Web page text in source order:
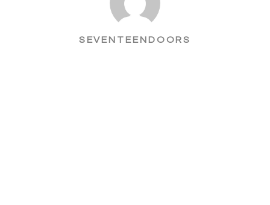
SEVENTEENDOORS